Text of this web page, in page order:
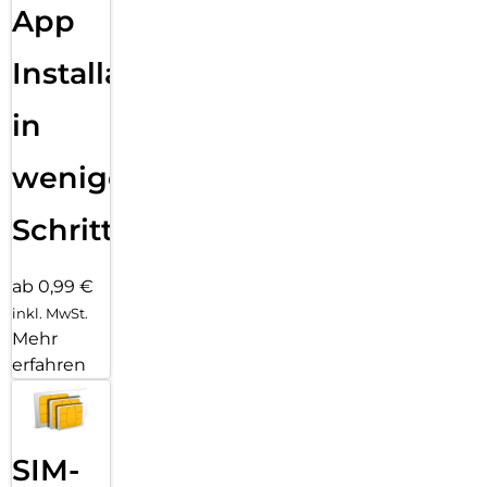
App
Installation
in
wenigen
Schritten
ab 0,99 €
inkl. MwSt.
Mehr
erfahren
SIM-